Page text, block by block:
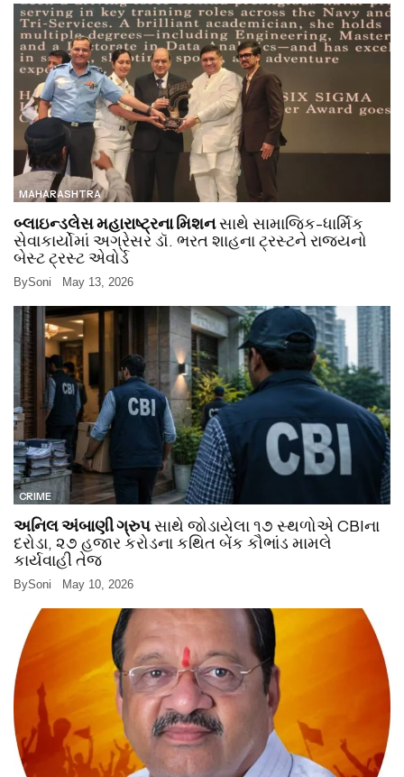
MAHARASHTRA
બ્લાઇન્ડલેસ મહારાષ્ટ્રના મિશનસાથે સામાજિક-ધાર્મિક
સેવાકાર્યોમાં અગ્રેસર ડૉ. ભરત શાહના ટ્રસ્ટને રાજ્યનો
બેસ્ટ ટ્રસ્ટ એવોર્ડ
BySoni May 13, 2026
CRIME
અનિલ અંબાણી ગ્રુપસાથે જોડાયેલા ૧૭ સ્થળોએ CBIના
દરોડા, ૨૭ હજાર કરોડના કથિત બેંક કૌભાંડ મામલે
કાર્યવાહી તેજ
BySoni May 10, 2026